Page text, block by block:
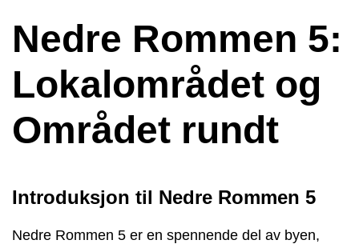
Nedre Rommen 5:
Lokalområdet og
Området rundt
Introduksjon til Nedre Rommen 5
Nedre Rommen 5 er en spennende del av byen,